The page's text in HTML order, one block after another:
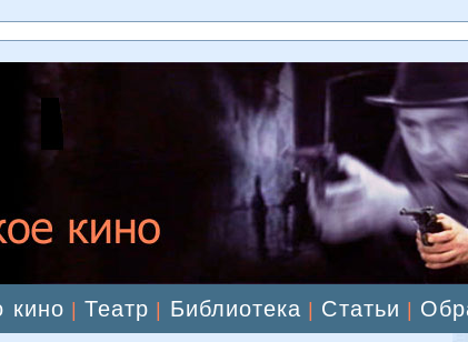
кино |Театр Библиотека Статьи